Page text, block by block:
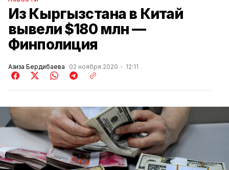
Из Кыргызстана в Китай
вывели $180 млн —
Финполиция
Азиза Бердибаева 02 ноября 2020 12:11